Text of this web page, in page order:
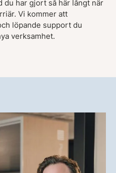
har gjort så här långt när
Vi kommer att
löpande support du
verksamhet.